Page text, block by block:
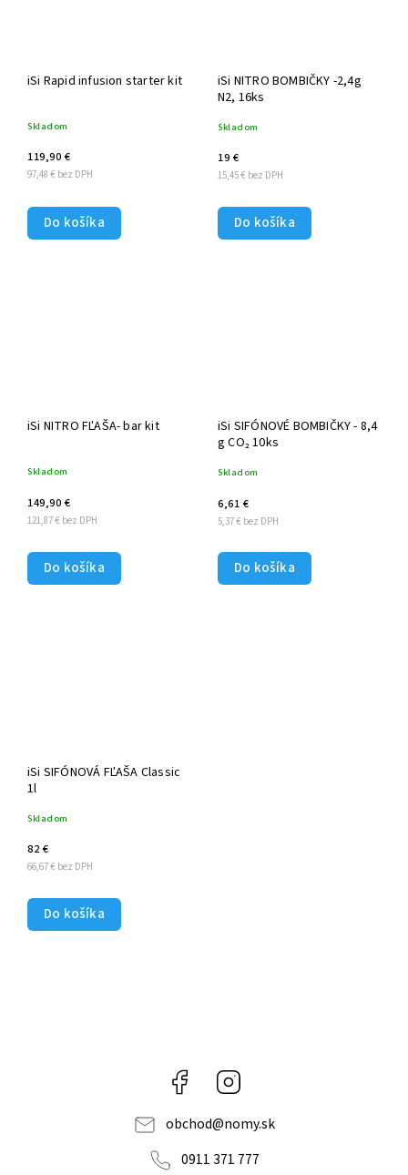
iSi Rapid infusion starter kit
Skladom
97,48 € bez DPH
119,90 €
Do košíka
iSi NITRO BOMBIČKY -2,4g
N2, 16ks
Skladom
15,45 € bez DPH
19 €
Do košíka
iSi NITRO FĽAŠA- bar kit
Skladom
121,87 € bez DPH
149,90 €
Do košíka
iSi SIFÓNOVÉ BOMBIČKY - 8,4
g CO₂ 10ks
Skladom
5,37 € bez DPH
6,61 €
Do košíka
iSi SIFÓNOVÁ FĽAŠA Classic
1l
Skladom
66,67 € bez DPH
82 €
Do košíka
Facebook
obchod@nomy.sk
0911 371 777